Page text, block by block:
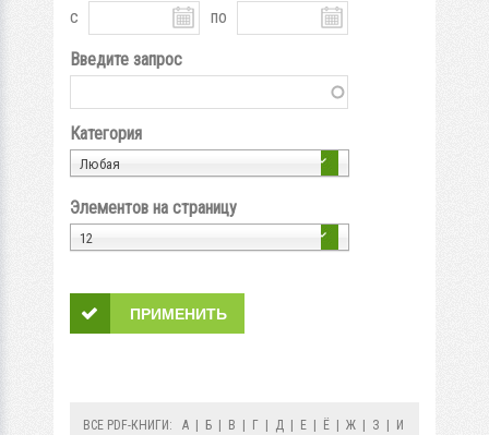
с
по
Введите запрос
Категория
Любая
Элементов на страницу
12
ВСЕ PDF-КНИГИ: А Б В Г Д Е Ё Ж З
И